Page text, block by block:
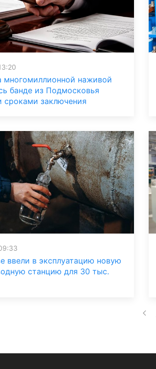
многомиллионной наживой
банде из Подмосковья
сроками заключения
ввели в эксплуатацию новую
станцию для 30 тыс.